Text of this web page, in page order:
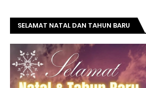
SELAMAT NATAL DAN TAHUN BARU